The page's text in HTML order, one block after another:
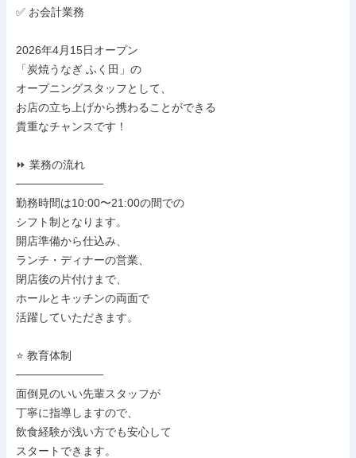
✅ お会計業務
2026年4月15日オープン
「炭焼うなぎ ふく田」の
オープニングスタッフとして、
お店の立ち上げから携わることができる
貴重なチャンスです！
⏩ 業務の流れ
───────────
勤務時間は10:00〜21:00の間での
シフト制となります。
開店準備から仕込み、
ランチ・ディナーの営業、
閉店後の片付けまで、
ホールとキッチンの両面で
活躍していただきます。
⭐ 教育体制
───────────
面倒見のいい先輩スタッフが
丁寧に指導しますので、
飲食経験が浅い方でも安心して
スタートできます。